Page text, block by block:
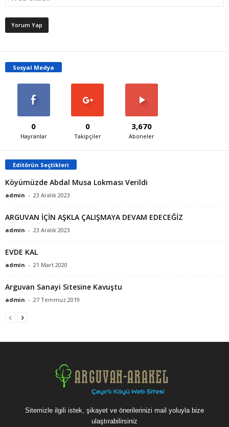
Sosyal Medya
0
Hayranlar
0
Takipçiler
3,670
Aboneler
Editörün Seçtikleri
Köyümüzde Abdal Musa Lokması Verildi
admin - 23 Aralık 2023
ARGUVAN İÇİN AŞKLA ÇALIŞMAYA DEVAM EDECEĞİZ
admin - 23 Aralık 2023
EVDE KAL
admin - 21 Mart 2020
Arguvan Sanayi Sitesine Kavuştu
admin - 27 Temmuz 2019
Sitemizle ilgili istek, şikayet ve önerilerinizi mail yoluyla bize
ulaştırabilirsiniz